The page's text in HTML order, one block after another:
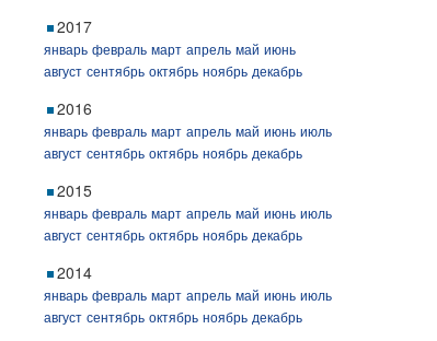
2017
январь февраль март апрель май июнь
август сентябрь октябрь ноябрь декабрь
2016
январь февраль март апрель май июнь июль
август сентябрь октябрь ноябрь декабрь
2015
январь февраль март апрель май июнь июль
август сентябрь октябрь ноябрь декабрь
2014
январь февраль март апрель май июнь июль
август сентябрь октябрь ноябрь декабрь